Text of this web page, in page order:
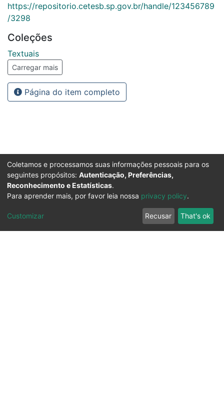
https://repositorio.cetesb.sp.gov.br/handle/123456789
/3298
Coleções
Textuais
Carregar mais
Página do item completo
Coletamos e processamos suas informações pessoais para os
seguintes propósitos: Autenticação, Preferências,
Reconhecimento e Estatísticas.
Para aprender mais, por favor leia nossa privacy policy.
Customizar Recusar That's ok